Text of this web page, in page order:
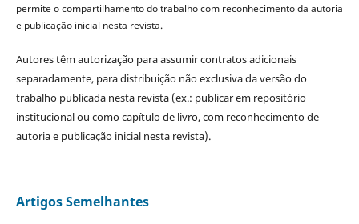
permite o compartilhamento do trabalho com reconhecimento da autoria
e publicação inicial nesta revista.
Autores têm autorização para assumir contratos adicionais
separadamente, para distribuição não exclusiva da versão do
trabalho publicada nesta revista (ex.: publicar em repositório
institucional ou como capítulo de livro, com reconhecimento de
autoria e publicação inicial nesta revista).
Artigos Semelhantes